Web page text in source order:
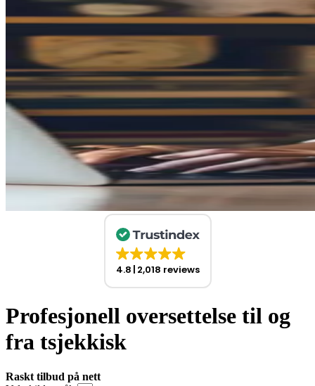
4.8 2,018 reviews
Profesjonell oversettelse til og
fra tsjekkisk
Raskt tilbud på nett